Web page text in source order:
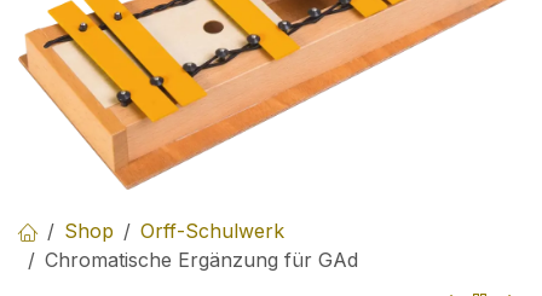
Shop
Orff-Schulwerk
Chromatische Ergänzung für GAd